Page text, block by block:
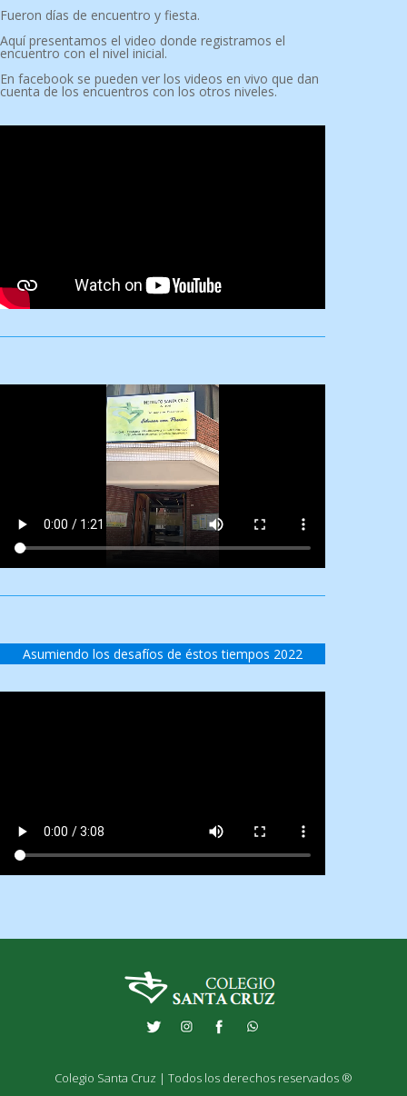
Fueron días de encuentro y fiesta.
Aquí presentamos el video donde registramos el
encuentro con el nivel inicial.
En facebook se pueden ver los videos en vivo que dan
cuenta de los encuentros con los otros niveles.
Asumiendo los desafíos de éstos tiempos 2022
Colegio Santa Cruz | Todos los derechos reservados ®